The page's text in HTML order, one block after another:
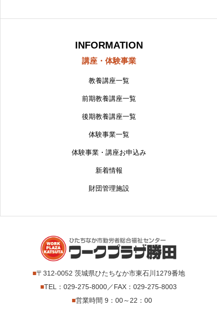
INFORMATION
講座・体験事業
教養講座一覧
前期教養講座一覧
後期教養講座一覧
体験事業一覧
体験事業・講座お申込み
新着情報
財団管理施設
■〒312-0052 茨城県ひたちなか市東石川1279番地
■TEL：029-275-8000／FAX：029-275-8003
■営業時間 9：00～22：00